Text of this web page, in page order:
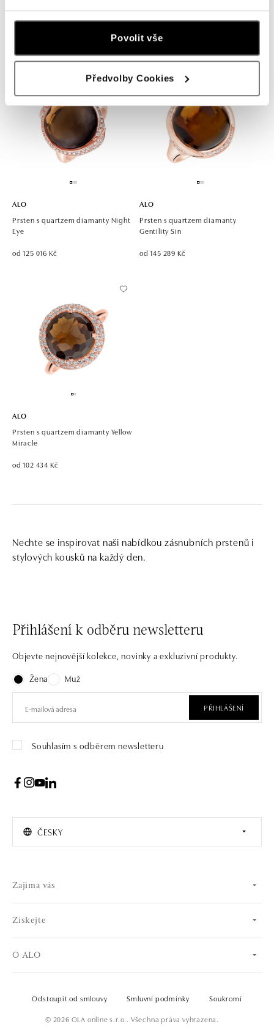
Povolit vše
Předvolby Cookies
Finnegan
Witching Countess
od 159 367 Kč
ALO
Prsten s quartzem diamanty Night
Eye
od 125 016 Kč
ALO
Prsten s quartzem diamanty
Gentility Sin
od 145 289 Kč
ALO
Prsten s quartzem diamanty Yellow
Miracle
od 102 434 Kč
Nechte se inspirovat naši nabídkou zásnubních prstenů i
stylových kousků na každý den.
Přihlášení k odběru newsletteru
Objevte nejnovější kolekce, novinky a exkluzivní produkty.
Žena
Muž
PŘIHLÁŠENÍ
Souhlasím s odběrem newsletteru
ČESKY
Zajíma vás
Získejte
O ALO
© 2026 OLA online s.r.o.. Všechna práva vyhrazena.
Odstoupit od smlouvy Smluvní podmínky Soukromí